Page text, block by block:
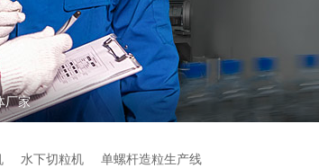
厂家
水下切粒机 单螺杆造粒生产线